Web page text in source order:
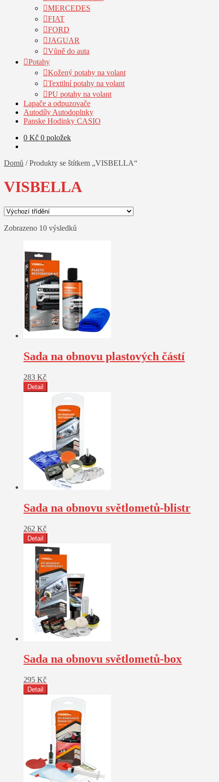
MERCEDES
FIAT
FORD
JAGUAR
Vůně do auta
Potahy
Kožený potahy na volant
Textilní potahy na volant
PU potahy na volant
Lapače a odpuzovače
Autodíly Autodoplnky
Panske Hodinky CASIO
0 Kč 0 položek
Domů /Produkty se štítkem „VISBELLA“
VISBELLA
Zobrazeno 10 výsledků
Sada na obnovu plastových částí
283 Kč
Detail
Sada na obnovu světlometů-blistr
262 Kč
Detail
Sada na obnovu světlometů-box
295 Kč
Detail